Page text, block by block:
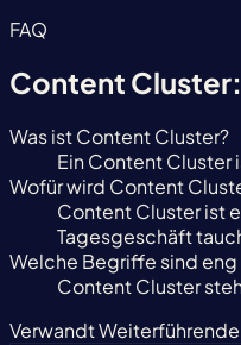
FAQ
Content
Was ist Content Cluster?
Ein Content Cluster
Wofür wird Content
Content Cluster ist
Tagesgeschäft
Welche Begriffe sind
Content Cluster
Verwandt